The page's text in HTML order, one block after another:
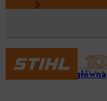
Strona główna